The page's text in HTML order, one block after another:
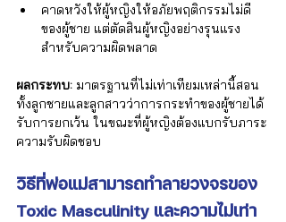
คาดหวังให้ผู้หญิงให้อภัยพฤติกรรมไม่ดี
ของผู้ชาย แต่ตัดสินผู้หญิงอย่างรุนแรง
สำหรับความผิดพลาด
ผลกระทบ: มาตรฐานที่ไม่เท่าเทียมเหล่านี้สอน
ทั้งลูกชายและลูกสาวว่าการกระทำของผู้ชายได้
รับการยกเว้น ในขณะที่ผู้หญิงต้องแบกรับภาระ
ความรับผิดชอบ
วิธีที่พ่อแม่สามารถทำลายวงจรของ
Toxic Masculinity และความไม่เท่า